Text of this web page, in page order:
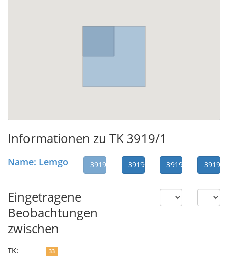
Informationen zu TK 3919/1
Name: Lemgo 3919/1 3919/2 3919/3 3919/4
Eingetragene
Beobachtungen
zwischen
TK:
33